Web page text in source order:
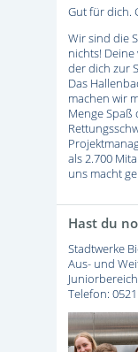
Gut für dich.
Wir sind die
nichts!
der dich zur
Das
machen wir
Menge Spaß
als 2.700
uns macht
Hast du
Stadtwerke
Aus- und
Juniorbereich
Telefon: